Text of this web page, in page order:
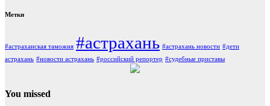
Метки
#астраханская таможня #астрахань #астрахань новости #дети
астрахань #новости астрахань #российский репортер #судебные приставы
You missed